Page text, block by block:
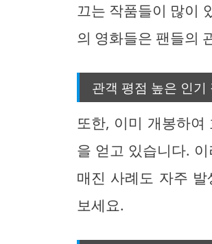
끄는 작품들이 많이
의 영화들은 팬들의
관객 평점 높은 인기
또한, 이미 개봉하
을 얻고 있습니다.
매진 사례도 자주
보세요.